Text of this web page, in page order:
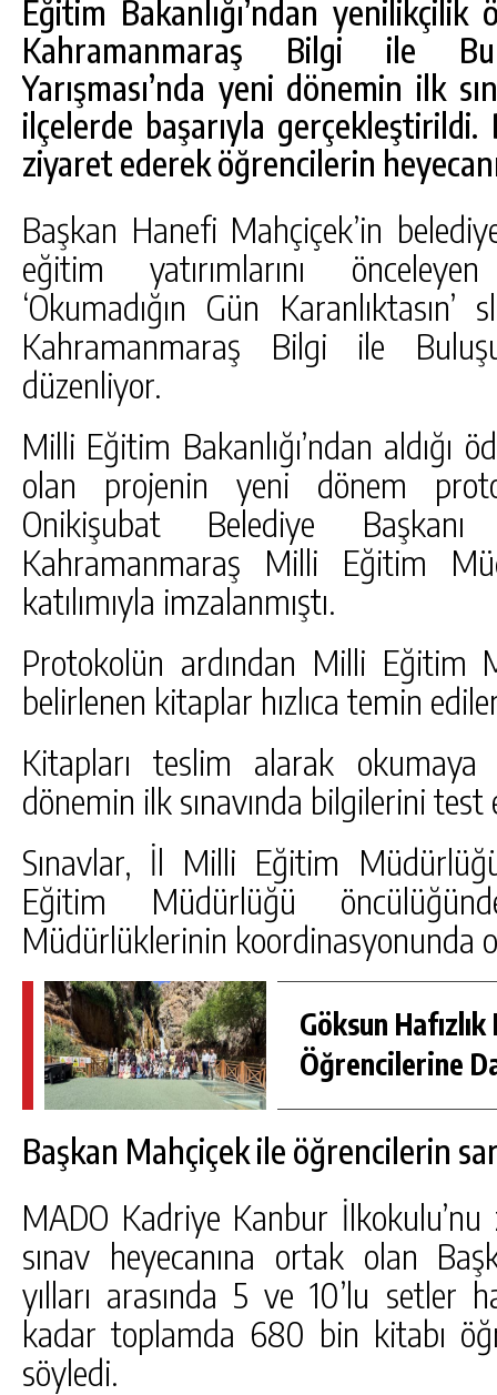
Eğitim Bakanlığı’ndan
Kahramanmaraş Bilgi ile
Yarışması’nda yeni dönemin ilk
ilçelerde başarıyla gerçekleştirildi.
ziyaret ederek öğrencilerin
Başkan Hanefi Mahçiçek’in
eğitim yatırımlarını
‘Okumadığın Gün
Kahramanmaraş Bilgi ile
düzenliyor.
Milli Eğitim Bakanlığı’ndan aldığı
olan projenin yeni dönem
Onikişubat Belediye
Kahramanmaraş Milli Eğitim
katılımıyla imzalanmıştı.
Protokolün ardından Milli Eğitim
belirlenen kitaplar hızlıca temin
Kitapları teslim alarak okumaya
dönemin ilk sınavında bilgilerini test
Sınavlar, İl Milli Eğitim
Eğitim Müdürlüğü
Müdürlüklerinin koordinasyonunda
Göksun Hafızlık
Öğrencilerine
Başkan Mahçiçek ile öğrencilerin
MADO Kadriye Kanbur
sınav heyecanına ortak olan
yılları arasında 5 ve 10’lu setler
kadar toplamda 680 bin kitabı
söyledi.
GÜNLÜK HABER AKIŞI
GÖKSUN HAFIZLIK KIZ KUR’AN KURSU
ÖĞRENCILERINE DARENDE GEZISI.